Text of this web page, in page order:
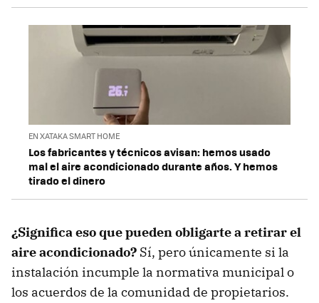
EN XATAKA SMART HOME
Los fabricantes y técnicos avisan: hemos usado
mal el aire acondicionado durante años. Y hemos
tirado el dinero
¿Significa eso que pueden obligarte a retirar el
aire acondicionado? Sí, pero únicamente si la
instalación incumple la normativa municipal o
los acuerdos de la comunidad de propietarios.